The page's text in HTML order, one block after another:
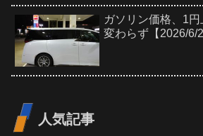
ガソリン価格、1
変わらず【2026/6/
人気記事